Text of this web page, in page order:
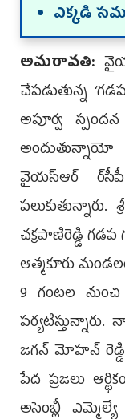
ఎక్క‌డి
అమ‌రావ‌తి:
చేపడుతున్న
అపూర్వ
అందుతున్నాయో
వైయ‌స్ఆర్‌
చ‌క్ర‌పాణిరెడ్డి గడప
ఆత్మకూరు
9 గంటల
జ‌గ‌న్ మోహ‌న్‌ రెడ్డి
పేద ప్రజలు
అసెంబ్లీ